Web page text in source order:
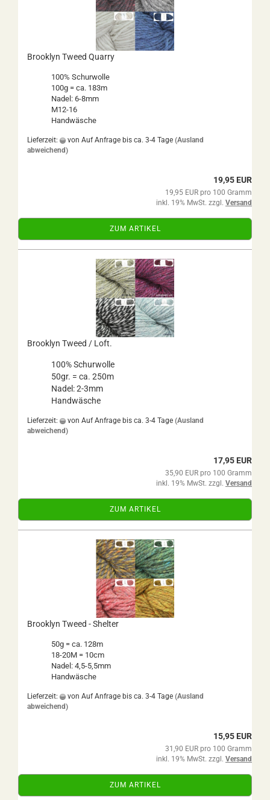
Brooklyn Tweed Quarry
100% Schurwolle
100g = ca. 183m
Nadel: 6-8mm
M12-16
Handwäsche
Lieferzeit: von Auf Anfrage bis ca. 3-4 Tage (Ausland
abweichend)
19,95 EUR
19,95 EUR pro 100 Gramm
inkl. 19% MwSt. zzgl. Versand
ZUM ARTIKEL
Brooklyn Tweed / Loft.
100% Schurwolle
50gr. = ca. 250m
Nadel: 2-3mm
Handwäsche
Lieferzeit: von Auf Anfrage bis ca. 3-4 Tage (Ausland
abweichend)
17,95 EUR
35,90 EUR pro 100 Gramm
inkl. 19% MwSt. zzgl. Versand
ZUM ARTIKEL
Brooklyn Tweed - Shelter
50g = ca. 128m
18-20M = 10cm
Nadel: 4,5-5,5mm
Handwäsche
Lieferzeit: von Auf Anfrage bis ca. 3-4 Tage (Ausland
abweichend)
15,95 EUR
31,90 EUR pro 100 Gramm
inkl. 19% MwSt. zzgl. Versand
ZUM ARTIKEL